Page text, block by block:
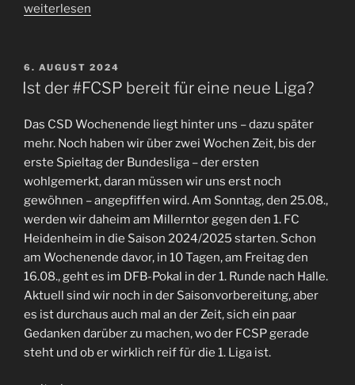
„Durchwachsener
–
Weiterkommen
DFB-
Pokal
in
Halle,
Saisoneröffnung
gegen
Atalanta
und
Niederlage
in
der
Liga
gegen
weiterlesen
VERÖFFENTLICHT
AM
6. AUGUST 2024
Ist der #FCSP bereit für eine neue Liga?
Das CSD Wochenende liegt hinter uns – dazu später
mehr. Noch haben wir über zwei Wochen Zeit, bis der
erste Spieltag der Bundesliga – der ersten
wohlgemerkt, daran müssen wir uns erst noch
gewöhnen – angepfiffen wird. Am Sonntag, den 25.08.,
werden wir daheim am Millerntor gegen den 1. FC
Heidenheim in die Saison 2024/2025 starten. Schon
am Wochenende davor, in 10 Tagen, am Freitag den
16.08., geht es im DFB-Pokal in der 1. Runde nach Halle.
Aktuell sind wir noch in der Saisonvorbereitung, aber
es ist durchaus auch mal an der Zeit, sich ein paar
Gedanken darüber zu machen, wo der FCSP gerade
steht und ob er wirklich reif für die 1. Liga ist.